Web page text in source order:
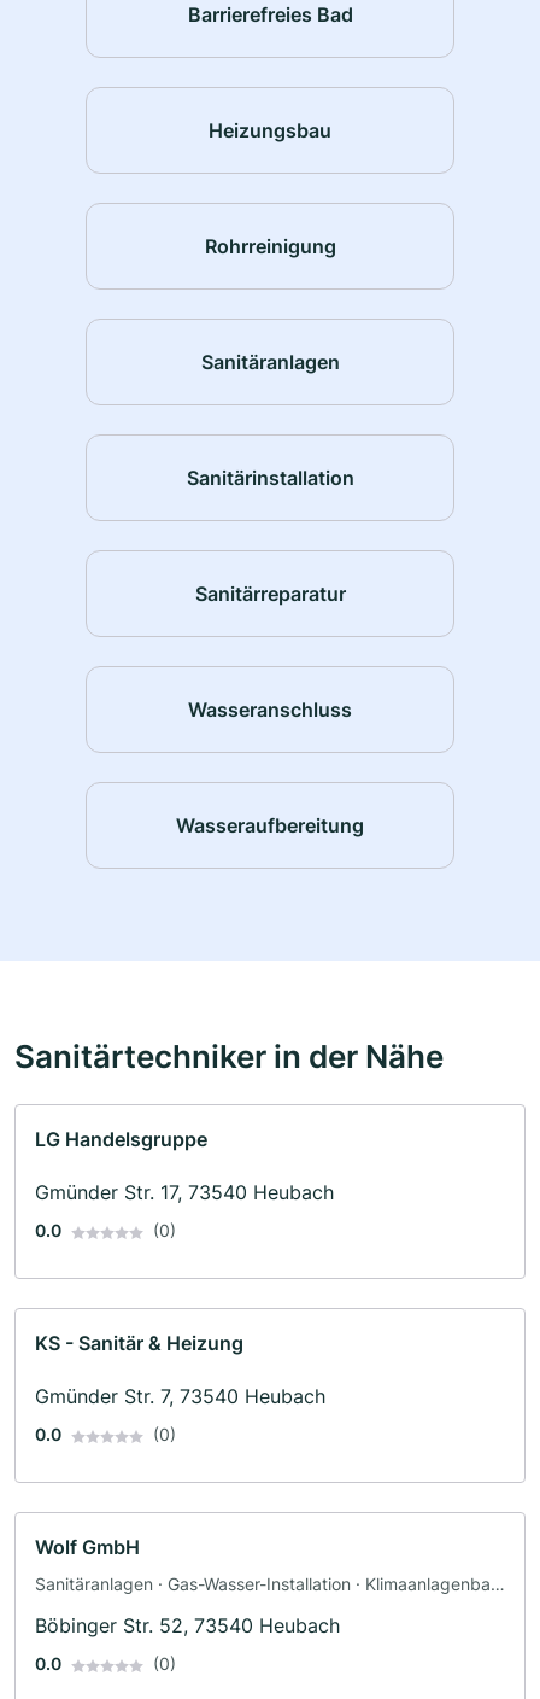
Barrierefreies Bad
Heizungsbau
Rohrreinigung
Sanitäranlagen
Sanitärinstallation
Sanitärreparatur
Wasseranschluss
Wasseraufbereitung
Sanitärtechniker in der Nähe
LG Handelsgruppe
Gmünder Str. 17, 73540 Heubach
0.0 (0)
KS - Sanitär & Heizung
Gmünder Str. 7, 73540 Heubach
0.0 (0)
Wolf GmbH
Sanitäranlagen · Gas-Wasser-Installation · Klimaanlagenbau
Böbinger Str. 52, 73540 Heubach
0.0 (0)